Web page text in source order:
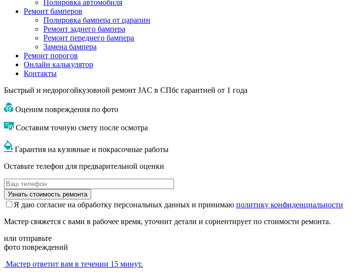
Полировка автомобиля
Ремонт бамперов
Полировка бампера от царапин
Ремонт заднего бампера
Ремонт переднего бампера
Замена бампера
Ремонт порогов
Онлайн калькулятор
Контакты
Быстрый и недорогойкузовной ремонт JAC в СПбс гарантией от 1 года
Оценим повреждения по фото
Составим точную смету после осмотра
Гарантия на кузовные и покрасочные работы
Оставьте телефон для предварительной оценки
Я даю согласие на обработку персональных данных и принимаю политику конфиденциальности
Мастер свяжется с вами в рабочее время, уточнит детали и сориентирует по стоимости ремонта.
или отправьте
фото повреждений
Мастер ответит вам в течении 15 минут.